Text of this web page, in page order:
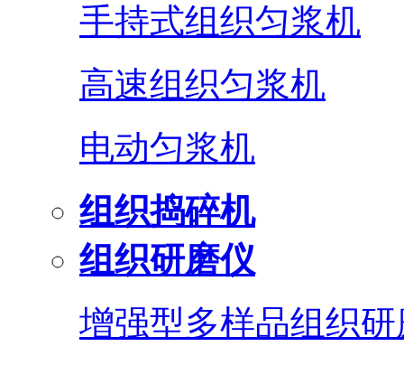
手持式组织匀浆机
高速组织匀浆机
电动匀浆机
组织捣碎机
组织研磨仪
增强型多样品组织